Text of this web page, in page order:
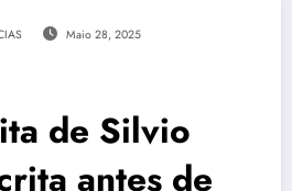
Maio 28, 2025
de Silvio
antes de